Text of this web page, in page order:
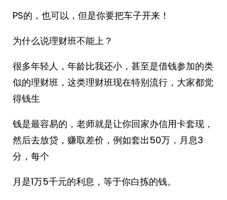
PS的，也可以，但是你要把车子开来！
为什么说理财班不能上？
很多年轻人，年龄比我还小，甚至是借钱参加的类
似的理财班，这类理财班现在特别流行，大家都觉
得钱生
钱是最容易的，老师就是让你回家办信用卡套现，
然后去放贷，赚取差价，例如套出50万，月息3
分，每个
月是1万5千元的利息，等于你白拣的钱。